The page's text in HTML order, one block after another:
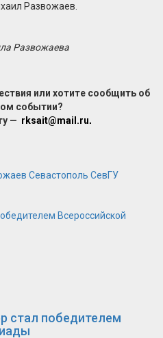
Развожаев.
Развожаева
или хотите сообщить об
событии?
— rksait@mail.ru.
Севастополь СевГУ
Всероссийской
стал победителем